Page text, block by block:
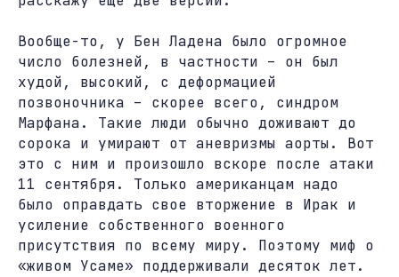
Вообще-то, у Бен Ладена было огромное
число болезней, в частности – он был
худой, высокий, с деформацией
позвоночника – скорее всего, синдром
Марфана. Такие люди обычно доживают до
сорока и умирают от аневризмы аорты. Вот
это с ним и произошло вскоре после атаки
11 сентября. Только американцам надо
было оправдать свое вторжение в Ирак и
усиление собственного военного
присутствия по всему миру. Поэтому миф о
«живом Усаме» поддерживали десяток лет.